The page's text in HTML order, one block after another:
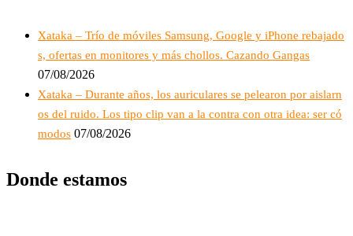
Xataka – Trío de móviles Samsung, Google y iPhone rebajado
s, ofertas en monitores y más chollos. Cazando Gangas
07/08/2026
Xataka – Durante años, los auriculares se pelearon por aislarn
os del ruido. Los tipo clip van a la contra con otra idea: ser có
modos 07/08/2026
Donde estamos